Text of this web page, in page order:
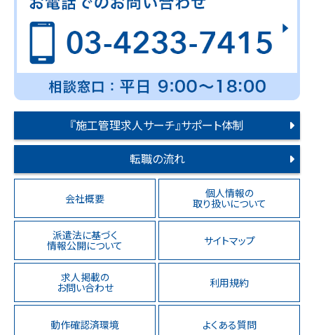
『施工管理求人サーチ』サポート体制
転職の流れ
会社概要 個人情報の
取り扱いについて
派遣法に基づく
情報公開について サイトマップ
求人掲載の
お問い合わせ 利用規約
動作確認済環境 よくある質問